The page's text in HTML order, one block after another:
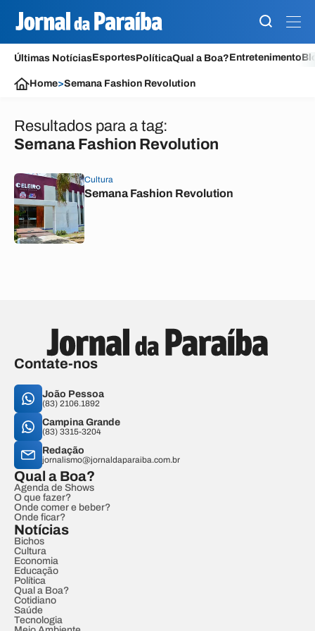
Últimas NotíciasEsportesPolíticaQual a Boa?Entretenimento
Home>Semana Fashion Revolution
Resultados para a tag:
Semana Fashion Revolution
Cultura
Semana Fashion Revolution
Contate-nos
João Pessoa
(83) 2106.1892
Campina Grande
(83) 3315-3204
Redação
jornalismo@jornaldaparaiba.com.br
Qual a Boa?
Agenda de Shows
O que fazer?
Onde comer e beber?
Onde ficar?
Notícias
Bichos
Cultura
Economia
Educação
Política
Qual a Boa?
Cotidiano
Saúde
Tecnologia